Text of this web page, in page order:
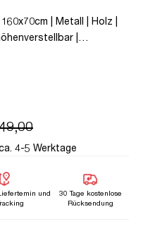
| Metall | Holz |
|
| TÜV© geprüfte
| Kollisions-Schutz |
|
4-5 Werktage
und
30 Tage kostenlose
Rücksendung